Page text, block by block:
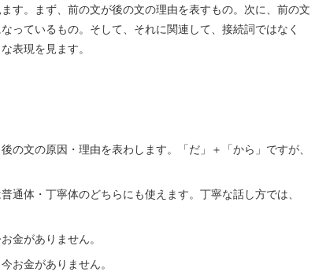
す。まず、前の文が後の文の理由を表すもの。次に、前の文
っているもの。そして、それに関連して、接続詞ではなく
表現を見ます。
文の原因・理由を表わします。「だ」＋「から」ですが、
体・丁寧体のどちらにも使えます。丁寧な話し方では、
がありません。
金がありません。